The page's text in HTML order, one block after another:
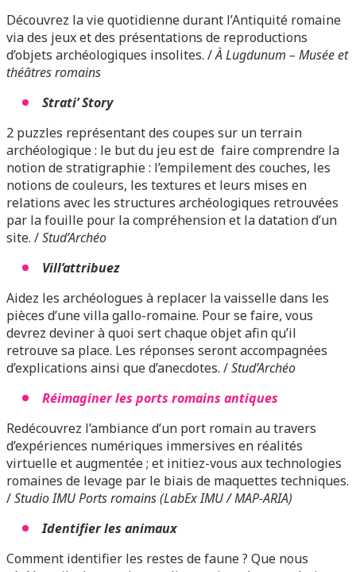
Découvrez la vie quotidienne durant l’Antiquité romaine
via des jeux et des présentations de reproductions
d’objets archéologiques insolites. /À Lugdunum – Musée et
théâtres romains
Strati’ Story
2 puzzles représentant des coupes sur un terrain
archéologique : le but du jeu est de faire comprendre la
notion de stratigraphie : l’empilement des couches, les
notions de couleurs, les textures et leurs mises en
relations avec les structures archéologiques retrouvées
par la fouille pour la compréhension et la datation d’un
site. /Stud’Archéo
Vill’attribuez
Aidez les archéologues à replacer la vaisselle dans les
pièces d’une villa gallo-romaine. Pour se faire, vous
devrez deviner à quoi sert chaque objet afin qu’il
retrouve sa place. Les réponses seront accompagnées
d’explications ainsi que d’anecdotes. /Stud’Archéo
Réimaginer les ports romains antiques
Redécouvrez l’ambiance d’un port romain au travers
d’expériences numériques immersives en réalités
virtuelle et augmentée ; et initiez-vous aux technologies
romaines de levage par le biais de maquettes techniques.
/Studio IMU Ports romains (LabEx IMU / MAP-ARIA)
Identifier les animaux
Comment identifier les restes de faune ? Que nous